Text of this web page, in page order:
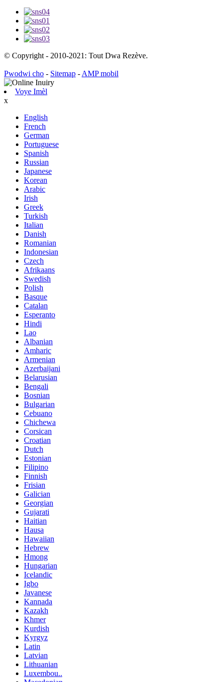
© Copyright - 2010-2021: Tout Dwa Rezève.
Pwodwi cho - Sitemap - AMP mobil
Voye Imèl
x
English
French
German
Portuguese
Spanish
Russian
Japanese
Korean
Arabic
Irish
Greek
Turkish
Italian
Danish
Romanian
Indonesian
Czech
Afrikaans
Swedish
Polish
Basque
Catalan
Esperanto
Hindi
Lao
Albanian
Amharic
Armenian
Azerbaijani
Belarusian
Bengali
Bosnian
Bulgarian
Cebuano
Chichewa
Corsican
Croatian
Dutch
Estonian
Filipino
Finnish
Frisian
Galician
Georgian
Gujarati
Haitian
Hausa
Hawaiian
Hebrew
Hmong
Hungarian
Icelandic
Igbo
Javanese
Kannada
Kazakh
Khmer
Kurdish
Kyrgyz
Latin
Latvian
Lithuanian
Luxembou..